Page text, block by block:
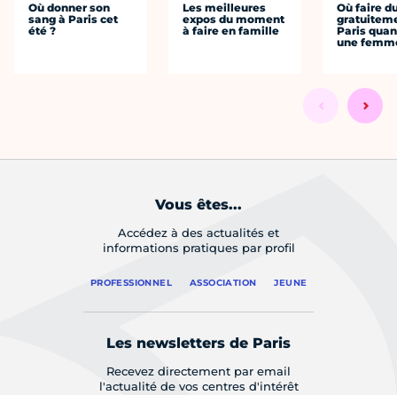
Où donner son
sang à Paris cet
été ?
Les meilleures
expos du moment
à faire en famille
Où faire
Paris
une
Vous êtes...
Accédez à des actualités et
informations pratiques par profil
PROFESSIONNEL ASSOCIATION JEUNE
Les newsletters de Paris
Recevez directement par email
l'actualité de vos centres d'intérêt